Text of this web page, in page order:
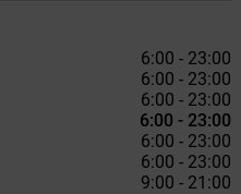
6:00 - 23:00
6:00 - 23:00
6:00 - 23:00
6:00 - 23:00
6:00 - 23:00
6:00 - 23:00
9:00 - 21:00